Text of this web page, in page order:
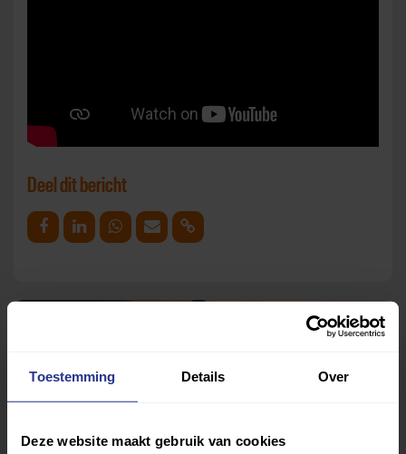
Toestemming Details Over
Deze website maakt gebruik van cookies
Deel dit bericht
Deel op Facebook
Deel op LinkedinDeel op Whatsapp
Mail link Kopieer link